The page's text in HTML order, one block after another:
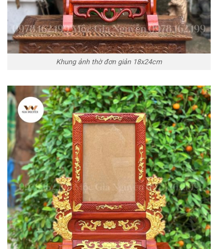
Khung ảnh thờ đơn giản 18x24cm